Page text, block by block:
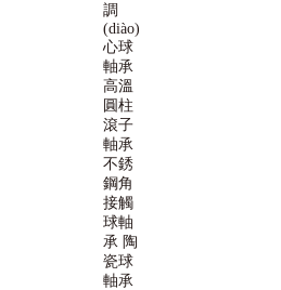
調
(diào)
心球
軸承
高溫
圓柱
滾子
軸承
不銹
鋼角
接觸
球軸
承 陶
瓷球
軸承